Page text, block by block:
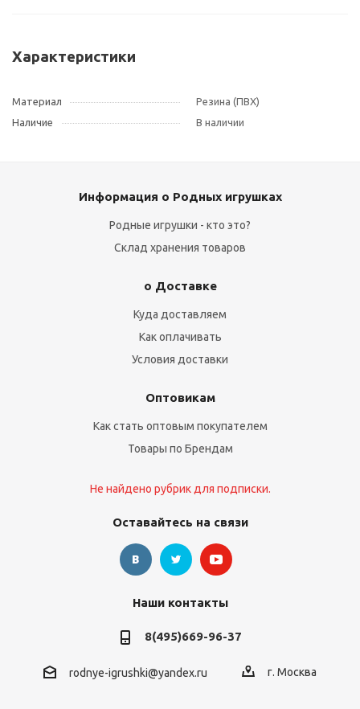
Характеристики
Материал
Резина (ПВХ)
Наличие
В наличии
Информация о Родных игрушках
Родные игрушки - кто это?
Склад хранения товаров
о Доставке
Куда доставляем
Как оплачивать
Условия доставки
Оптовикам
Как стать оптовым покупателем
Товары по Брендам
Не найдено рубрик для подписки.
Оставайтесь на связи
Наши контакты
8(495)669-96-37
rodnye-igrushki@yandex.ru г. Москва